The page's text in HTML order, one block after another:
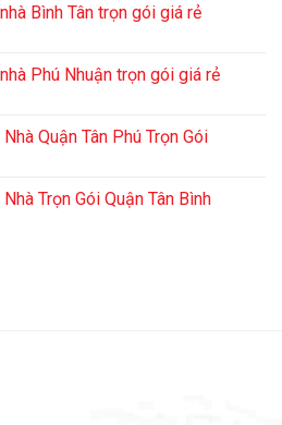
Bình Tân trọn gói giá rẻ
Phú Nhuận trọn gói giá rẻ
Quận Tân Phú Trọn Gói
Trọn Gói Quận Tân Bình